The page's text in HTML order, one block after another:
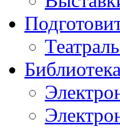
Библиотека